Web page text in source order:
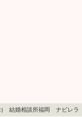
結婚相談所福岡 ナビレラ